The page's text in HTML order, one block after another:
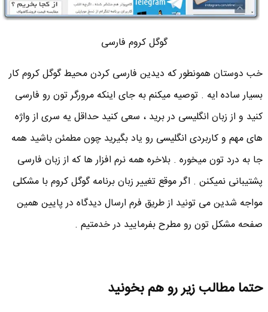
گوگل کروم فارسی
خب دوستان همونطور که دیدین فارسی کردن محیط گوگل کروم کار
بسیار ساده ایه . توصیه میکنم به جای اینکه مرورگر تون رو فارسی
کنید و از زبان انگلیسی در برید ، سعی کنید حداقل یه سری از واژه
های مهم و کاربردی انگلیسی رو یاد بگیرید چون مطمئن باشید همه
جا به درد تون میخوره . بلاخره همه نرم افزار ها که از زبان فارسی
پشتیبانی نمیکنن . اگر موقع تغییر زبان برنامه گوگل کروم با مشکلی
مواجه شدین می تونید از طریق فرم ارسال دیدگاه در پایین همین
صفحه مشکل تون رو مطرح بفرمایید در خدمتیم .
حتما مطالب زیر رو هم بخونید